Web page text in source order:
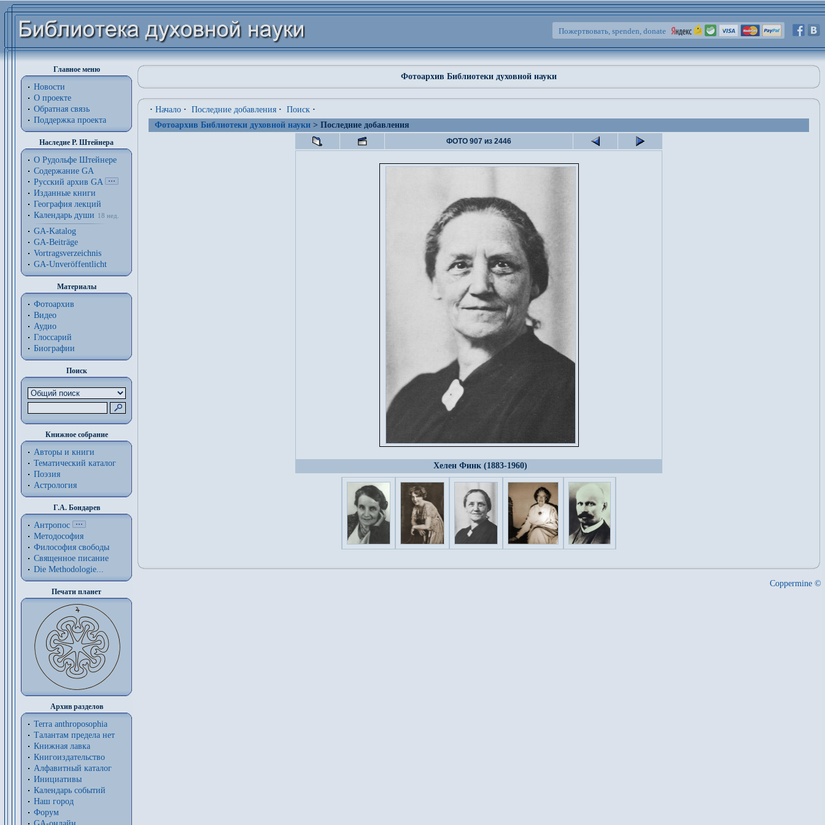
Пожертвовать, spenden, donate
Главное меню
Новости
О проекте
Обратная связь
Поддержка проекта
Наследие Р. Штейнера
О Рудольфе Штейнере
Содержание GA
Русский архив GA
Изданные книги
География лекций
Календарь души
18 нед.
GA-Katalog
GA-Beiträge
Vortragsverzeichnis
GA-Unveröffentlicht
Материалы
Фотоархив
Видео
Аудио
Глоссарий
Биографии
Поиск
Книжное собрание
Авторы и книги
Тематический каталог
Поэзия
Астрология
Г.А. Бондарев
Антропос
Методософия
Философия cвободы
Священное писание
Die Methodologie...
Печати планет
Архив разделов
Terra anthroposophia
Талантам предела нет
Книжная лавка
Книгоиздательство
Алфавитный каталог
Инициативы
Календарь событий
Наш город
Форум
Фотоархив Библиотеки духовной науки
· Начало · Последние добавления · Поиск ·
Фотоархив Библиотеки духовной науки > Последние добавления
ФОТО 907 из 2446
Хелен Финк (1883-1960)
Coppermine ©